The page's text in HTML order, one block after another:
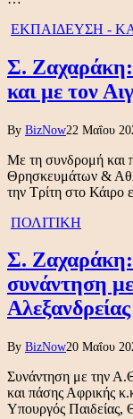
ΕΚΠΑΙΔΕΥΣΗ -
Σ.
και με τον
By BizNow22 Μαΐου
Με τη συνδρομή και
Θρησκευμάτων &
την Τρίτη στο Κάιρο
ΠΟΛΙΤΙΚΗ
Σ. Ζαχαράκη:
συνάντηση
Αλεξανδρείας
By BizNow20 Μαΐου
Συνάντηση με την
και πάσης Αφρικής
Υπουργός